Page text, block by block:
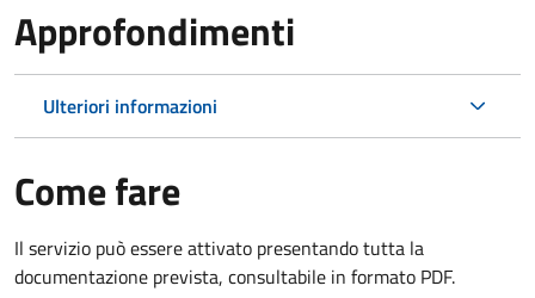
Approfondimenti
Ulteriori informazioni
Come fare
Il servizio può essere attivato presentando tutta la
documentazione prevista, consultabile in formato PDF.